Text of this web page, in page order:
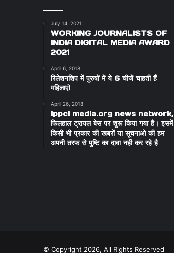
July 14, 2021
WORKING JOURNALISTS OF
INDIA DIGITAL MEDIA AWARD
2021
April 6, 2018
रिलेशनशिप में पुरुषों में ये 6 चीजें चाहती हैं
महिलाएं!
April 26, 2018
ippci media.org news network,
फिलहाल ट्रायल बेस पर शुरू किया गया है। इसमें
किसी भी प्रकार की खबरों या सूचनाओ की हम
अपनी तरफ से पुष्टि का दावा नही कर रहे है
© Copyright 2026, All Rights Reserved